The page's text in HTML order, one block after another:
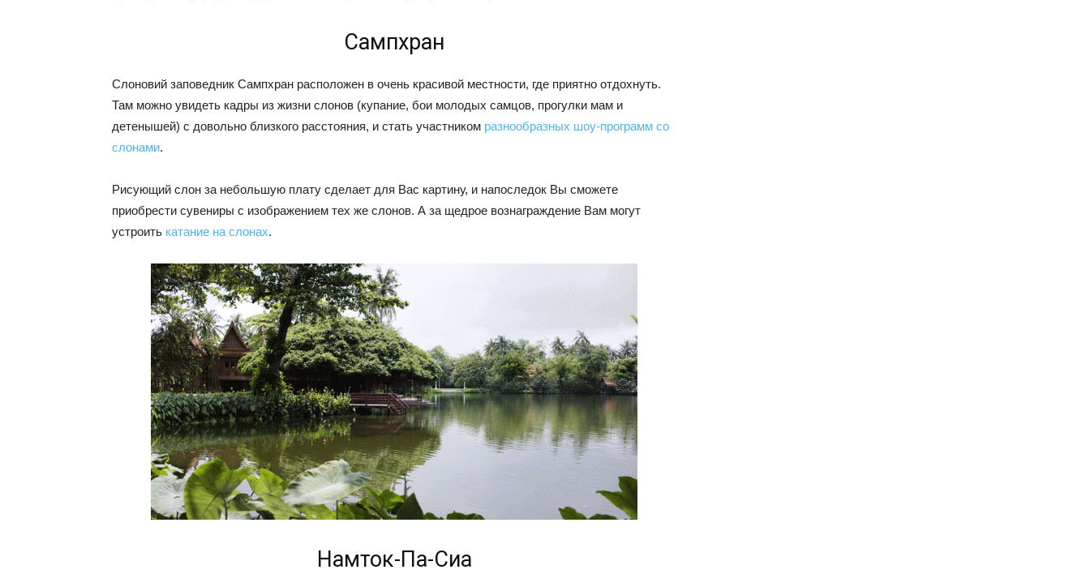
Сампхран
Слоновий заповедник Сампхран расположен в очень красивой местности, где приятно отдохнуть.
Там можно увидеть кадры из жизни слонов (купание, бои молодых самцов, прогулки мам и
детенышей) с довольно близкого расстояния, и стать участником разнообразных шоу-программ со
слонами.
Рисующий слон за небольшую плату сделает для Вас картину, и напоследок Вы сможете
приобрести сувениры с изображением тех же слонов. А за щедрое вознаграждение Вам могут
устроить катание на слонах.
Намток-Па-Сиа